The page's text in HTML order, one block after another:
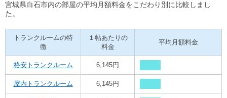
宮城県白石市内の部屋の平均月額料金をこだわり別に比較しまし
た。
トランクルームの特
徴
１帖あたりの
料金
平均月額料金
格安トランクルーム 6,145円
屋内トランクルーム 6,145円